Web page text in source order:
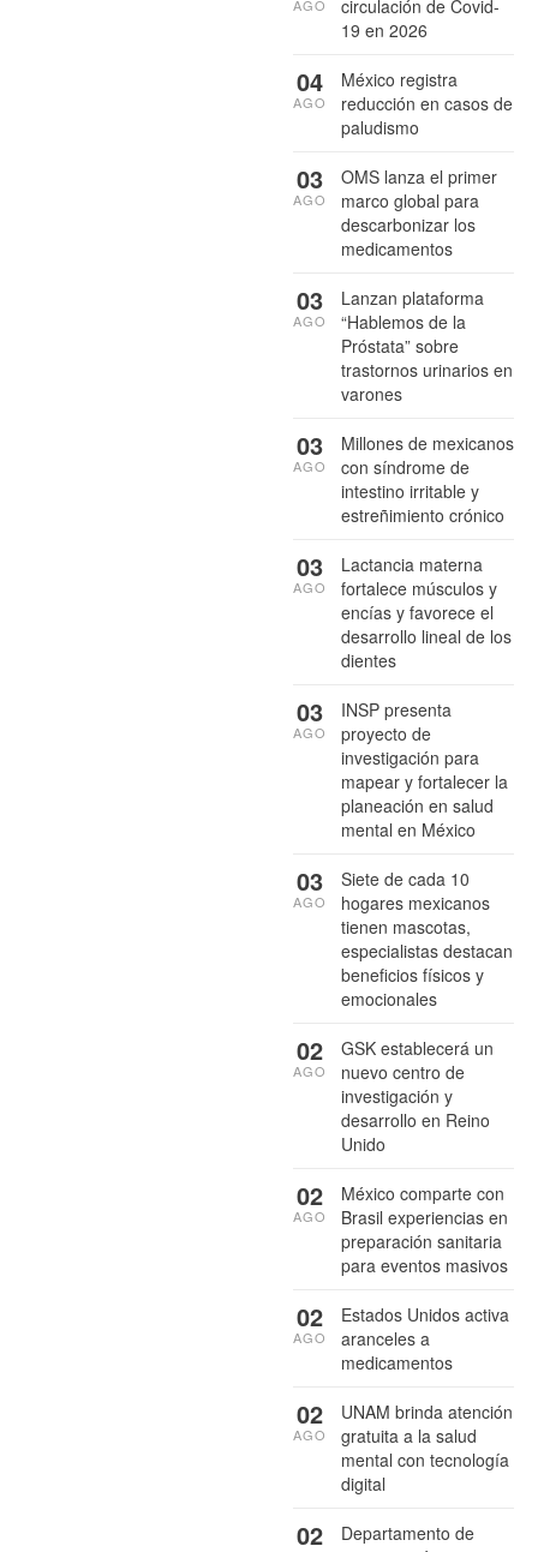
circulación de Covid-
19 en 2026
AGO
México registra
reducción en casos de
paludismo
04
AGO
OMS lanza el primer
marco global para
descarbonizar los
medicamentos
03
AGO
Lanzan plataforma
“Hablemos de la
Próstata” sobre
trastornos urinarios en
varones
03
AGO
Millones de mexicanos
con síndrome de
intestino irritable y
estreñimiento crónico
03
AGO
Lactancia materna
fortalece músculos y
encías y favorece el
desarrollo lineal de los
dientes
03
AGO
INSP presenta
proyecto de
investigación para
mapear y fortalecer la
planeación en salud
mental en México
03
AGO
Siete de cada 10
hogares mexicanos
tienen mascotas,
especialistas destacan
beneficios físicos y
emocionales
03
AGO
GSK establecerá un
nuevo centro de
investigación y
desarrollo en Reino
Unido
02
AGO
México comparte con
Brasil experiencias en
preparación sanitaria
para eventos masivos
02
AGO
Estados Unidos activa
aranceles a
medicamentos
02
AGO
UNAM brinda atención
gratuita a la salud
mental con tecnología
digital
02
AGO
Departamento de
02